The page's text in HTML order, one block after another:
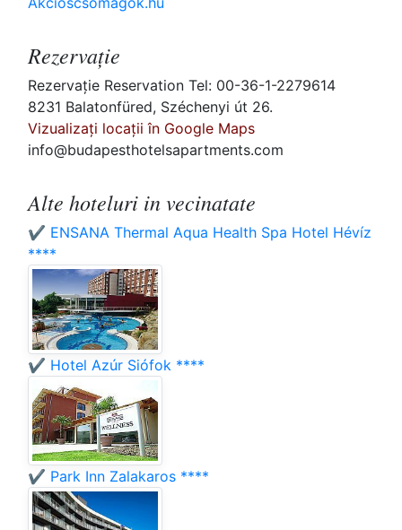
Rezervaţie
Rezervaţie Reservation Tel: 00-36-1-2279614
8231 Balatonfüred, Széchenyi út 26.
Vizualizați locații în Google Maps
info@budapesthotelsapartments.com
Alte hoteluri in vecinatate
✔️ ENSANA Thermal Aqua Health Spa Hotel Hévíz
****
✔️ Hotel Azúr Siófok ****
✔️ Park Inn Zalakaros ****